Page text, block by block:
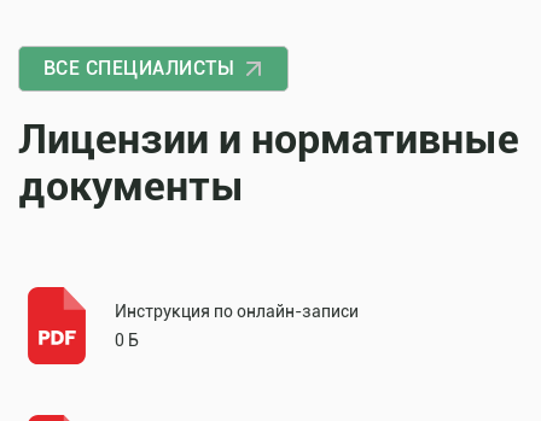
ВСЕ СПЕЦИАЛИСТЫ
Лицензии и нормативные
документы
Инструкция по онлайн-записи
0 Б